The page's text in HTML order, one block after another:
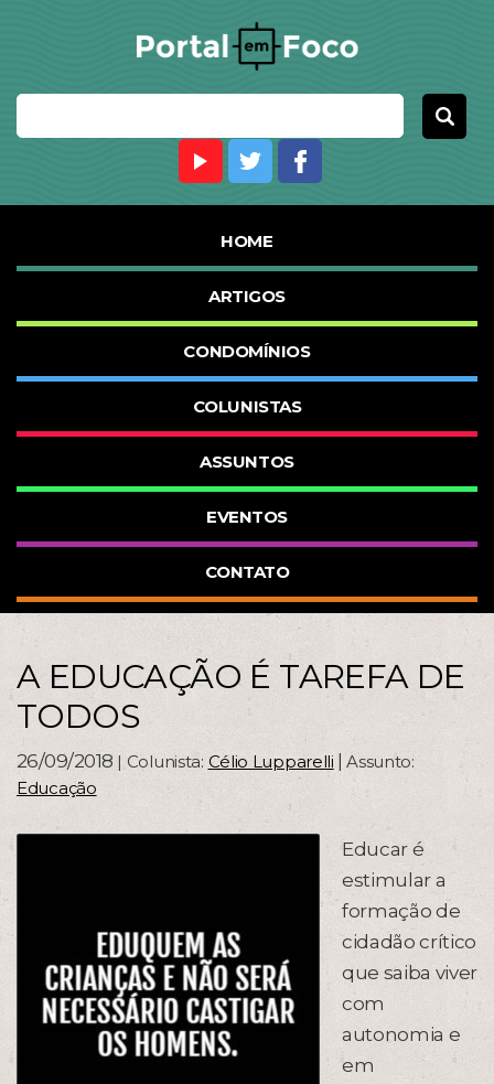
HOME
ARTIGOS
CONDOMÍNIOS
COLUNISTAS
ASSUNTOS
EVENTOS
CONTATO
A EDUCAÇÃO É TAREFA DE
TODOS
26/09/2018 | Colunista: Célio Lupparelli |Assunto:
Educação
Educar é
estimular a
formação de
cidadão crítico
que saiba viver
com
autonomia e
em